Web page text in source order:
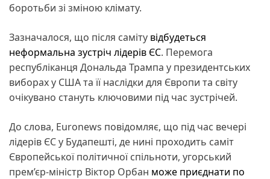
боротьби зі зміною клімату.
Зазначалося, що після саміту відбудеться
неформальна зустріч лідерів ЄС. Перемога
республіканця Дональда Трампа у президентських
виборах у США та її наслідки для Європи та світу
очікувано стануть ключовими під час зустрічей.
До слова, Euronews повідомляє, що під час вечері
лідерів ЄС у Будапешті, де нині проходить саміт
Європейської політичної спільноти, угорський
прем’єр-міністр Віктор Орбан може приєднати по